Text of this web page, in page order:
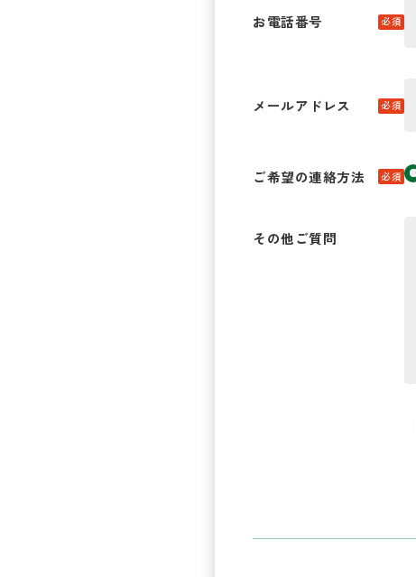
お電話番号 必須
メールアドレス 必須
ご希望の連絡方法 必須
その他ご質問